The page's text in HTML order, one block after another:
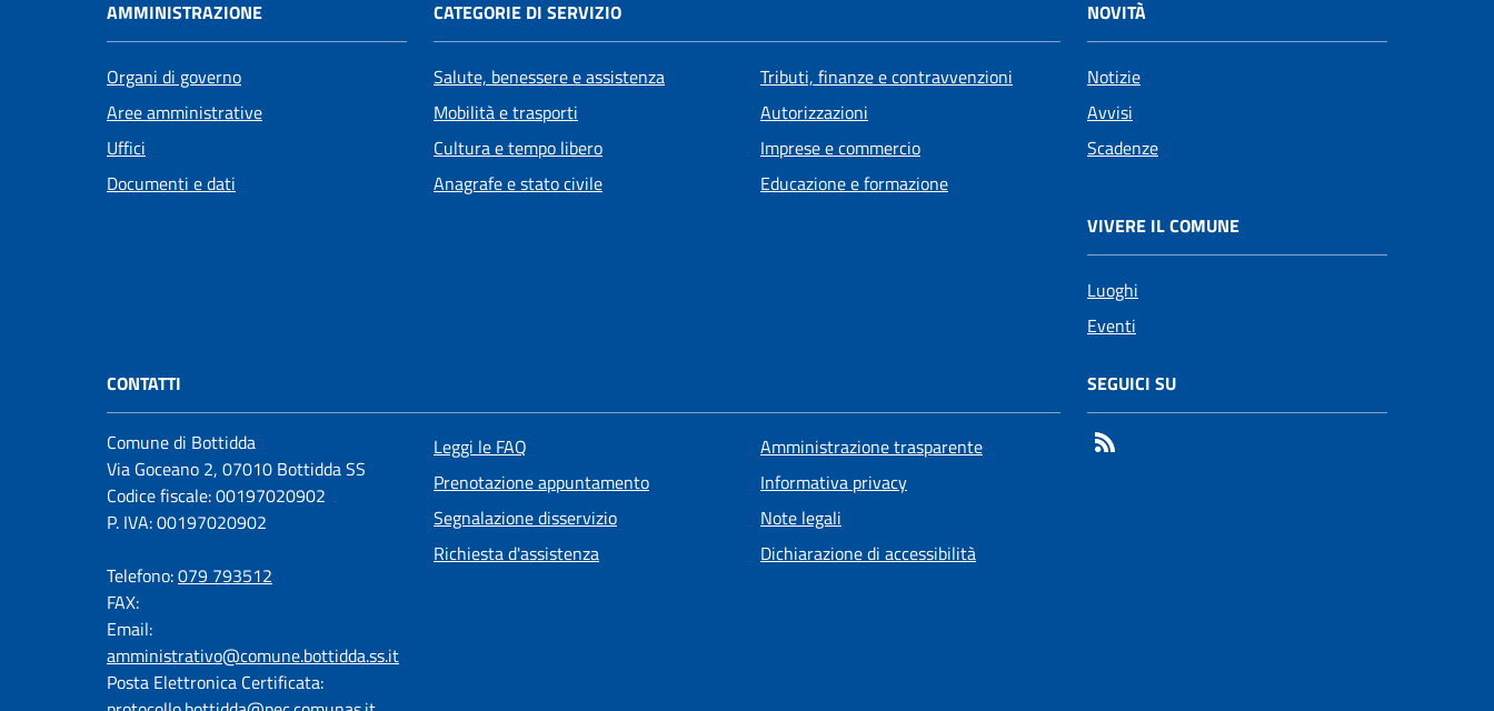
AMMINISTRAZIONE
Organi di governo
Aree amministrative
Uffici
Documenti e dati
CATEGORIE DI SERVIZIO
Salute, benessere e assistenza
Mobilità e trasporti
Cultura e tempo libero
Anagrafe e stato civile
Tributi, finanze e contravvenzioni
Autorizzazioni
Imprese e commercio
Educazione e formazione
NOVITÀ
Notizie
Avvisi
Scadenze
VIVERE IL COMUNE
Luoghi
Eventi
CONTATTI
Comune di Bottidda
Via Goceano 2, 07010 Bottidda SS
Codice fiscale: 00197020902
P. IVA: 00197020902
Telefono:079 793512
FAX:
Email:
amministrativo@comune.bottidda.ss.it
Posta Elettronica Certificata:
Leggi le FAQ
Prenotazione appuntamento
Segnalazione disservizio
Richiesta d'assistenza
Amministrazione trasparente
Informativa privacy
Note legali
Dichiarazione di accessibilità
SEGUICI SU